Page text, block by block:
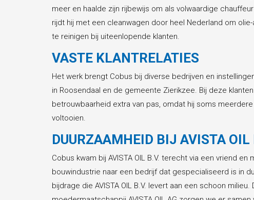
meer en haalde zijn rijbewijs om als volwaardige
rijdt hij met een cleanwagen door heel Nederland om
te reinigen bij uiteenlopende klanten.
VASTE KLANTRELATIES
Het werk brengt Cobus bij diverse bedrijven en
in Roosendaal en de gemeente Zierikzee. Bij deze
betrouwbaarheid extra van pas, omdat hij soms
voltooien.
DUURZAAMHEID BIJ AVISTA OIL
Cobus kwam bij AVISTA OIL B.V. terecht via een vriend
bouwindustrie naar een bedrijf dat gespecialiseerd is in
bijdrage die AVISTA OIL B.V. levert aan een schoon